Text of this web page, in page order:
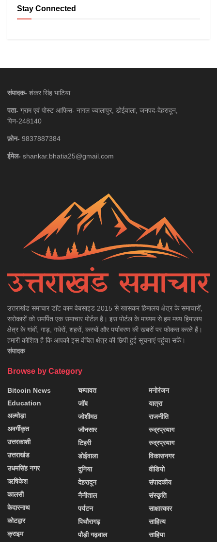
Stay Connected
संपादक- शंकर सिंह भाटिया
पता- ग्राम एवं पोस्ट आफिस- नागल ज्वालापुर, डोईवाला, जनपद-देहरादून,
पिन-248140
फ़ोन- 9837887384
ईमेल- shankar.bhatia25@gmail.com
उत्तराखंड समाचार डाॅट काम वेबसाइड 2015 से खासकर हिमालय क्षेत्र के समाचारों,
सरोकारों को समर्पित एक समाचार पोर्टल है। इस पोर्टल के माध्यम से हम मध्य हिमालय
क्षेत्र के गांवों, गाड़, गधेरों, शहरों, कस्बों और पर्यावरण की खबरों पर फोकस करते हैं।
हमारी कोशिश है कि आपको इस वंचित क्षेत्र की छिपी हुई सूचनाएं पहुंचा सकें।
संपादक
Browse by Category
Bitcoin News
Education
अल्मोड़ा
अवर्गीकृत
उत्तरकाशी
उत्तराखंड
उधमसिंह नगर
ऋषिकेश
कालसी
केदारनाथ
कोटद्वार
क्राइम
चम्पावत
जॉब
जोशीमठ
जौनसार
टिहरी
डोईवाला
दुनिया
देहरादून
नैनीताल
पर्यटन
पिथौरागढ़
पौड़ी गढ़वाल
मनोरंजन
यात्रा
राजनीति
रुद्रप्रयाग
रुद्रप्रयाग
विकासनगर
वीडियो
संपादकीय
संस्कृति
साक्षात्कार
साहित्य
साहिया